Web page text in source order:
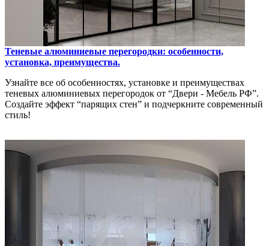
Теневые алюминиевые перегородки: особенности,
установка, преимущества.
Узнайте все об особенностях, установке и преимуществах
теневых алюминиевых перегородок от “Двери - Мебель РФ”.
Создайте эффект “парящих стен” и подчеркните современный
стиль!